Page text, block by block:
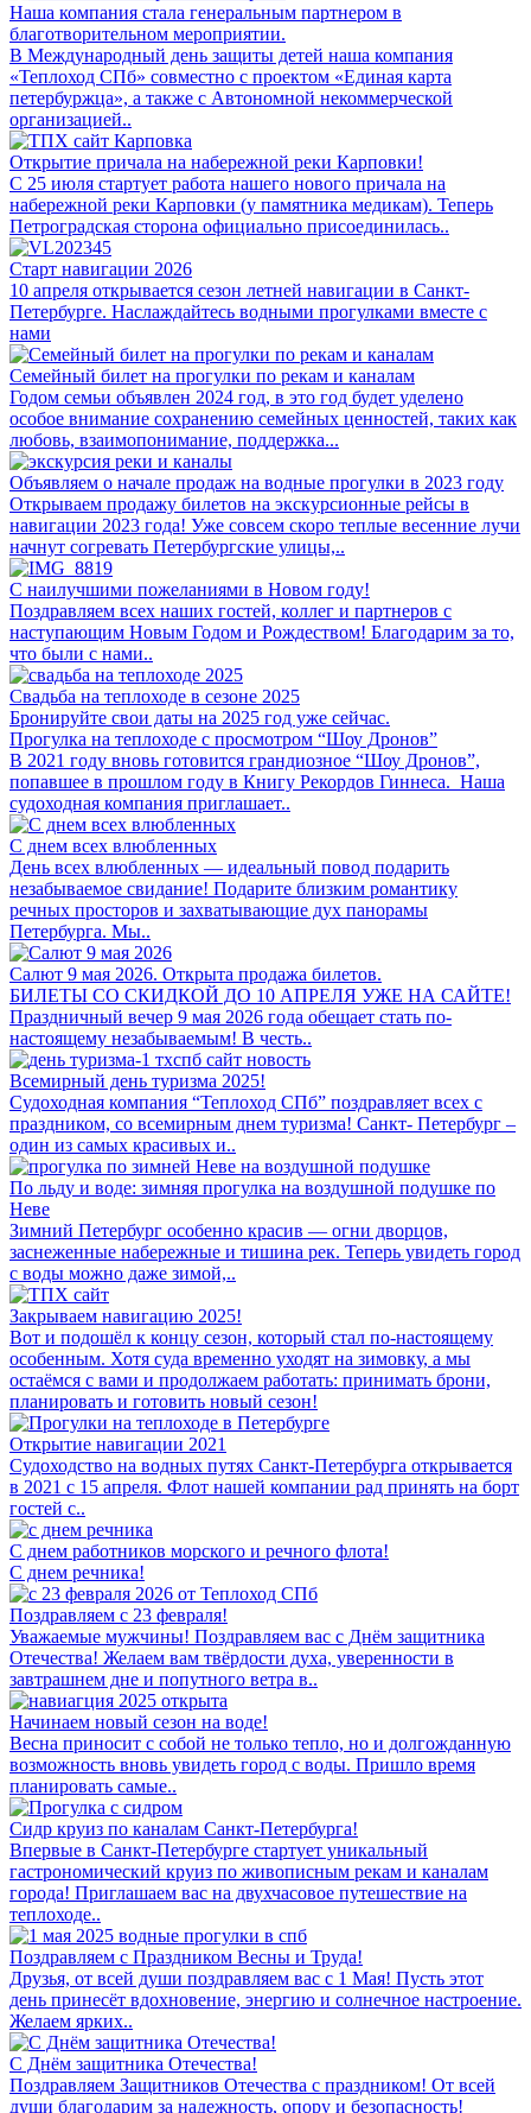
Наша компания стала генеральным партнером в
благотворительном мероприятии.
В Международный день защиты детей наша компания
«Теплоход СПб» совместно с проектом «Единая карта
петербуржца», а также с Автономной некоммерческой
организацией..
Открытие причала на набережной реки Карповки!
С 25 июля стартует работа нашего нового причала на
набережной реки Карповки (у памятника медикам). Теперь
Петроградская сторона официально присоединилась..
Старт навигации 2026
10 апреля открывается сезон летней навигации в Санкт-
Петербурге. Наслаждайтесь водными прогулками вместе с
нами
Семейный билет на прогулки по рекам и каналам
Годом семьи объявлен 2024 год, в это год будет уделено
особое внимание сохранению семейных ценностей, таких как
любовь, взаимопонимание, поддержка...
Объявляем о начале продаж на водные прогулки в 2023 году
Открываем продажу билетов на экскурсионные рейсы в
навигации 2023 года! Уже совсем скоро теплые весенние лучи
начнут согревать Петербургские улицы,..
С наилучшими пожеланиями в Новом году!
Поздравляем всех наших гостей, коллег и партнеров с
наступающим Новым Годом и Рождеством! Благодарим за то,
что были с нами..
Свадьба на теплоходе в сезоне 2025
Бронируйте свои даты на 2025 год уже сейчас.
Прогулка на теплоходе с просмотром “Шоу Дронов”
В 2021 году вновь готовится грандиозное “Шоу Дронов”,
попавшее в прошлом году в Книгу Рекордов Гиннеса. Наша
судоходная компания приглашает..
С днем всех влюбленных
День всех влюбленных — идеальный повод подарить
незабываемое свидание! Подарите близким романтику
речных просторов и захватывающие дух панорамы
Петербурга. Мы..
Салют 9 мая 2026. Открыта продажа билетов.
БИЛЕТЫ СО СКИДКОЙ ДО 10 АПРЕЛЯ УЖЕ НА САЙТЕ!
Праздничный вечер 9 мая 2026 года обещает стать по-
настоящему незабываемым! В честь..
Всемирный день туризма 2025!
Судоходная компания “Теплоход СПб” поздравляет всех с
праздником, со всемирным днем туризма! Санкт- Петербург –
один из самых красивых и..
По льду и воде: зимняя прогулка на воздушной подушке по
Неве
Зимний Петербург особенно красив — огни дворцов,
заснеженные набережные и тишина рек. Теперь увидеть город
с воды можно даже зимой,..
Закрываем навигацию 2025!
Вот и подошёл к концу сезон, который стал по-настоящему
особенным. Хотя суда временно уходят на зимовку, а мы
остаёмся с вами и продолжаем работать: принимать брони,
планировать и готовить новый сезон!
Открытие навигации 2021
Судоходство на водных путях Санкт-Петербурга открывается
в 2021 с 15 апреля. Флот нашей компании рад принять на борт
гостей с..
С днем работников морского и речного флота!
С днем речника!
Поздравляем с 23 февраля!
Уважаемые мужчины! Поздравляем вас с Днём защитника
Отечества! Желаем вам твёрдости духа, уверенности в
завтрашнем дне и попутного ветра в..
Начинаем новый сезон на воде!
Весна приносит с собой не только тепло, но и долгожданную
возможность вновь увидеть город с воды. Пришло время
планировать самые..
Сидр круиз по каналам Санкт-Петербурга!
Впервые в Санкт-Петербурге стартует уникальный
гастрономический круиз по живописным рекам и каналам
города! Приглашаем вас на двухчасовое путешествие на
теплоходе..
Поздравляем с Праздником Весны и Труда!
Друзья, от всей души поздравляем вас с 1 Мая! Пусть этот
день принесёт вдохновение, энергию и солнечное настроение.
Желаем ярких..
С Днём защитника Отечества!
Поздравляем Защитников Отечества с праздником! От всей
души благодарим за надежность, опору и безопасность!